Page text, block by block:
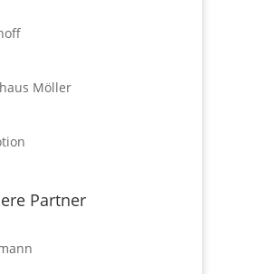
Möller
Partner